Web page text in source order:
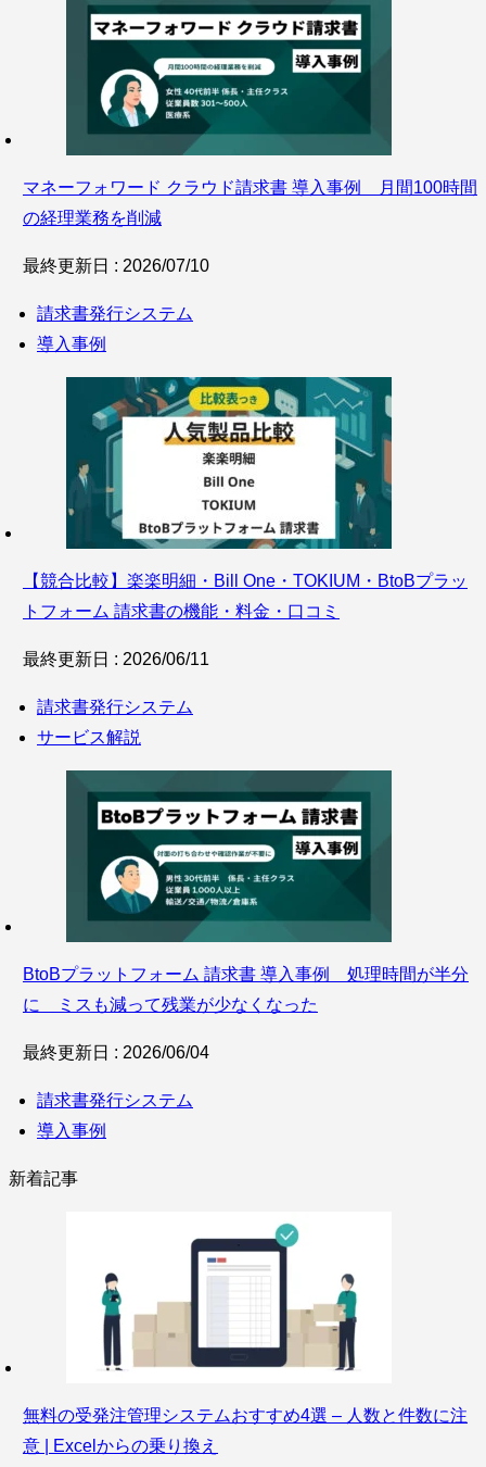
マネーフォワード クラウド請求書 導入事例 月間100時間
の経理業務を削減
最終更新日 : 2026/07/10
請求書発行システム
導入事例
【競合比較】楽楽明細・Bill One・TOKIUM・BtoBプラッ
トフォーム 請求書の機能・料金・口コミ
最終更新日 : 2026/06/11
請求書発行システム
サービス解説
BtoBプラットフォーム 請求書 導入事例 処理時間が半分
に ミスも減って残業が少なくなった
最終更新日 : 2026/06/04
請求書発行システム
導入事例
新着記事
無料の受発注管理システムおすすめ4選 – 人数と件数に注
意 | Excelからの乗り換え